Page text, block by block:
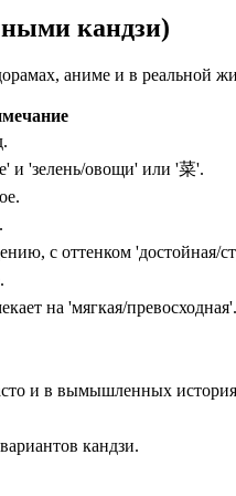
кандзи)
аниме и в реальной
и 'зелень/овощи' или '菜'.
с оттенком 'достойная/
на 'мягкая/превосходная'.
и в вымышленных
кандзи.